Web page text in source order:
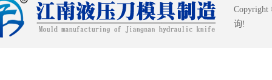
Copyright
询!